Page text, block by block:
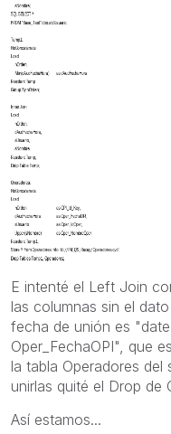
E intenté el Left Join
las columnas sin el
fecha de unión es
Oper_FechaOPI", que
la tabla Operadores
unirlas quité el Drop de
Así estamos...